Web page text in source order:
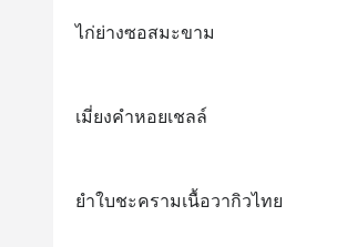
ไก่ย่างซอสมะขาม
เมี่ยงคำหอยเชลล์
ยำใบชะครามเนื้อวากิวไทย